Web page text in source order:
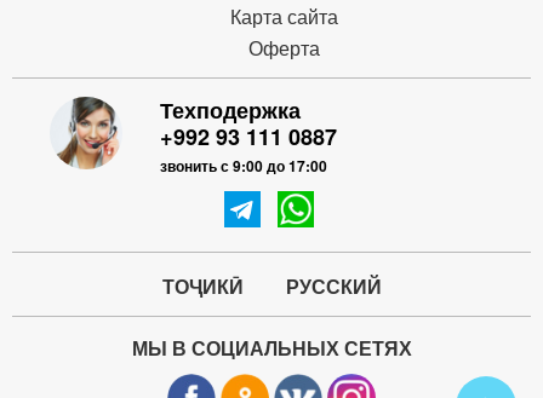
Карта сайта
Оферта
Техподержка
+992 93 111 0887
звонить с 9:00 до 17:00
ТОҶИКӢ РУССКИЙ
МЫ В СОЦИАЛЬНЫХ СЕТЯХ